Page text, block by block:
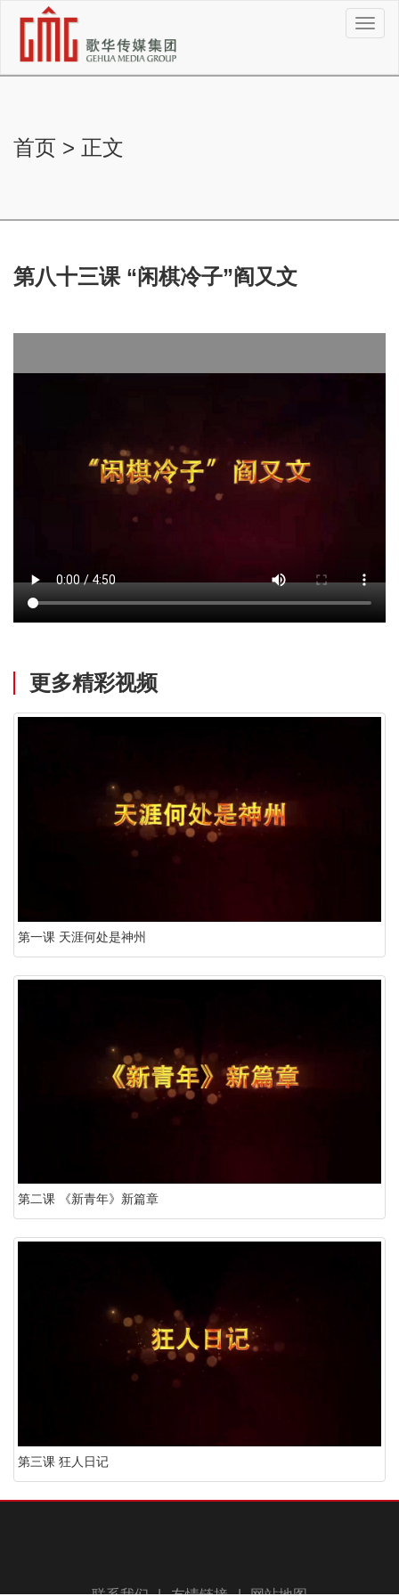
切
换
航
首页 > 正文
第八十三课 “闲棋冷子”阎又文
更多精彩视频
第一课 天涯何处是神州
第二课 《新青年》新篇章
第三课 狂人日记